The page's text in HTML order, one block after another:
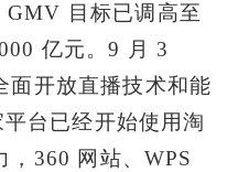
GMV 目标已调高至
亿元。9 月 3
面开放直播技术和能
台已经开始使用淘
，360 网站、WPS